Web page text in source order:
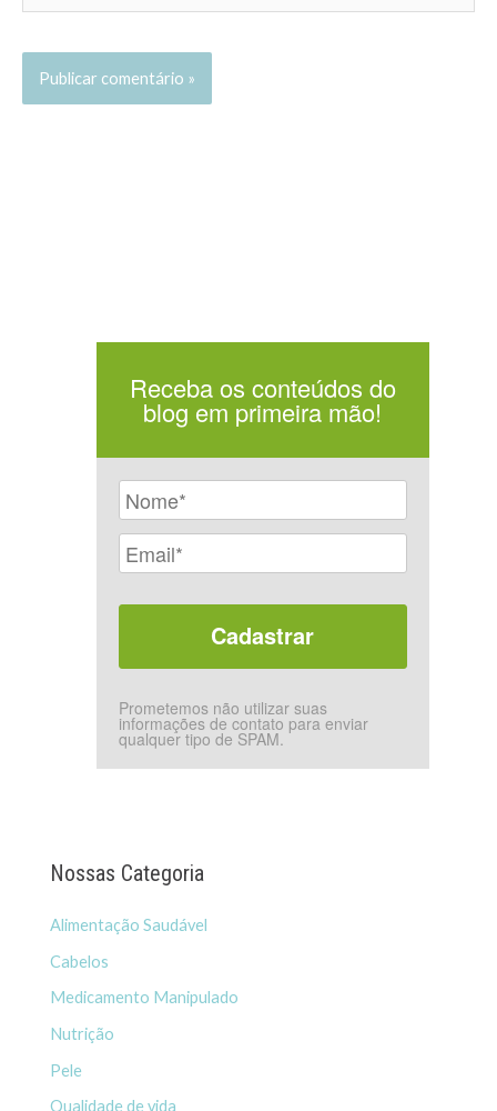
Receba os conteúdos do
blog em primeira mão!
Prometemos não utilizar suas
informações de contato para enviar
qualquer tipo de SPAM.
Nossas Categoria
Alimentação Saudável
Cabelos
Medicamento Manipulado
Nutrição
Pele
Qualidade de vida